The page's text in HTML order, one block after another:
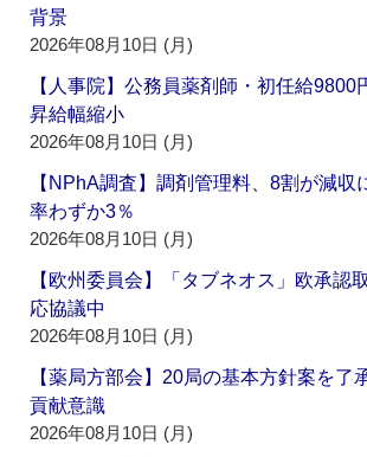
背景
2026年08月10日 (月)
【人事院】公務員薬剤師・初任給9800
昇給幅縮小
2026年08月10日 (月)
【NPhA調査】調剤管理料、8割が減収
率わずか3％
2026年08月10日 (月)
【欧州委員会】「タブネオス」欧承認
応協議中
2026年08月10日 (月)
【薬局方部会】20局の基本方針案を了
貢献意識
2026年08月10日 (月)